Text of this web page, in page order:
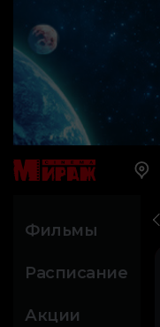
Фильмы
Расписание
Акции